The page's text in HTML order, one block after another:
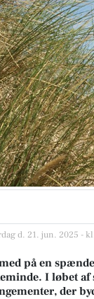
d. 21. jun. 2025 -
på en
I løbet af
der